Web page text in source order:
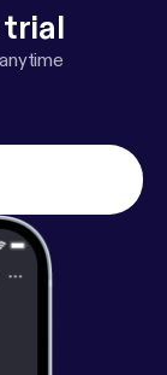
- Will You
trial